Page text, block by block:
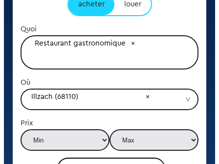
acheter louer
Quoi
Restaurant gastronomique
Où
Illzach (68110)
Prix